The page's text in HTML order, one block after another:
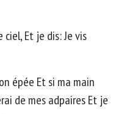
Et je dis: Je vis
épée Et si ma main
de mes adpaires Et je